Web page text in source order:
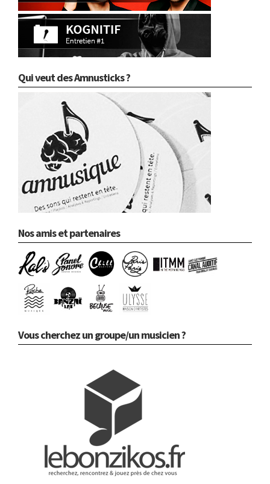
Qui veut des Amnusticks ?
Nos amis et partenaires
Vous cherchez un groupe/un musicien ?